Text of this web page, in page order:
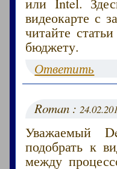
видеокарте с
читайте
бюджету.
Ответить
Roman :
Уважаемый
подобрать к
между